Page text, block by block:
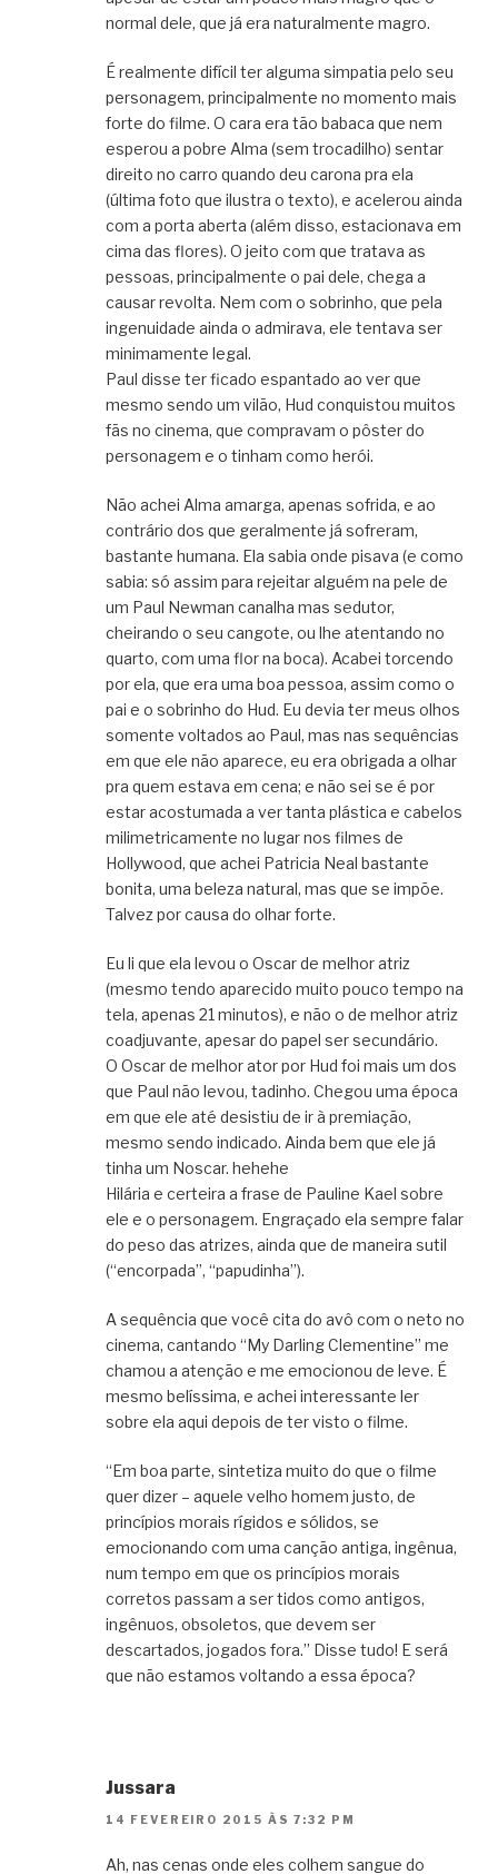
normal dele, que já era naturalmente magro.
É realmente difícil ter alguma simpatia pelo seu
personagem, principalmente no momento mais
forte do filme. O cara era tão babaca que nem
esperou a pobre Alma (sem trocadilho) sentar
direito no carro quando deu carona pra ela
(última foto que ilustra o texto), e acelerou ainda
com a porta aberta (além disso, estacionava em
cima das flores). O jeito com que tratava as
pessoas, principalmente o pai dele, chega a
causar revolta. Nem com o sobrinho, que pela
ingenuidade ainda o admirava, ele tentava ser
minimamente legal.
Paul disse ter ficado espantado ao ver que
mesmo sendo um vilão, Hud conquistou muitos
fãs no cinema, que compravam o pôster do
personagem e o tinham como herói.
Não achei Alma amarga, apenas sofrida, e ao
contrário dos que geralmente já sofreram,
bastante humana. Ela sabia onde pisava (e como
sabia: só assim para rejeitar alguém na pele de
um Paul Newman canalha mas sedutor,
cheirando o seu cangote, ou lhe atentando no
quarto, com uma flor na boca). Acabei torcendo
por ela, que era uma boa pessoa, assim como o
pai e o sobrinho do Hud. Eu devia ter meus olhos
somente voltados ao Paul, mas nas sequências
em que ele não aparece, eu era obrigada a olhar
pra quem estava em cena; e não sei se é por
estar acostumada a ver tanta plástica e cabelos
milimetricamente no lugar nos filmes de
Hollywood, que achei Patricia Neal bastante
bonita, uma beleza natural, mas que se impõe.
Talvez por causa do olhar forte.
Eu li que ela levou o Oscar de melhor atriz
(mesmo tendo aparecido muito pouco tempo na
tela, apenas 21 minutos), e não o de melhor atriz
coadjuvante, apesar do papel ser secundário.
O Oscar de melhor ator por Hud foi mais um dos
que Paul não levou, tadinho. Chegou uma época
em que ele até desistiu de ir à premiação,
mesmo sendo indicado. Ainda bem que ele já
tinha um Noscar. hehehe
Hilária e certeira a frase de Pauline Kael sobre
ele e o personagem. Engraçado ela sempre falar
do peso das atrizes, ainda que de maneira sutil
(“encorpada”, “papudinha”).
A sequência que você cita do avô com o neto no
cinema, cantando “My Darling Clementine” me
chamou a atenção e me emocionou de leve. É
mesmo belíssima, e achei interessante ler
sobre ela aqui depois de ter visto o filme.
“Em boa parte, sintetiza muito do que o filme
quer dizer – aquele velho homem justo, de
princípios morais rígidos e sólidos, se
emocionando com uma canção antiga, ingênua,
num tempo em que os princípios morais
corretos passam a ser tidos como antigos,
ingênuos, obsoletos, que devem ser
descartados, jogados fora.” Disse tudo! E será
que não estamos voltando a essa época?
Jussara
14 FEVEREIRO 2015 ÀS 7:32 PM
Ah, nas cenas onde eles colhem sangue do